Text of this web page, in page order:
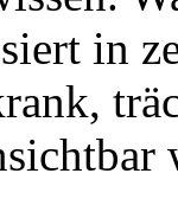
in